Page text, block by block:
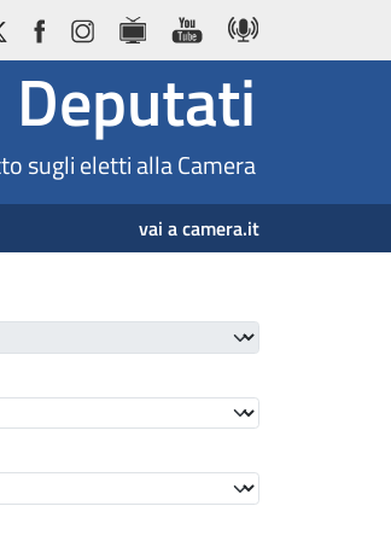
Deputati
sugli eletti alla Camera
vai a camera.it